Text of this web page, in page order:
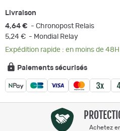
Livraison
4,64 € - Chronopost Relais
5,24 € - Mondial Relay
Expédition rapide : en moins de 48H
Paiements sécurisés
Achetez